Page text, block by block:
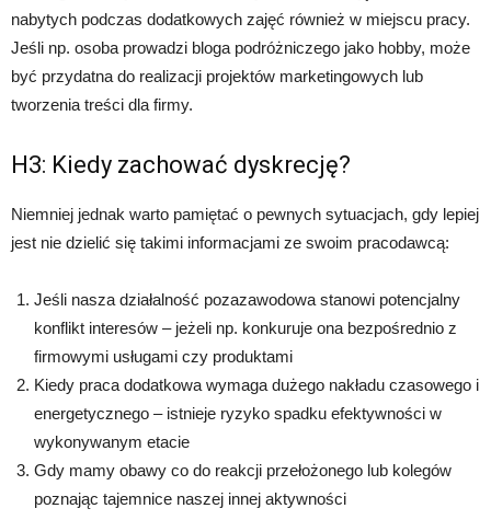
nabytych podczas dodatkowych zajęć również w miejscu pracy.
Jeśli np. osoba prowadzi bloga podróżniczego jako hobby, może
być przydatna do realizacji projektów marketingowych lub
tworzenia treści dla firmy.
H3: Kiedy zachować dyskrecję?
Niemniej jednak warto pamiętać o pewnych sytuacjach, gdy lepiej
jest nie dzielić się takimi informacjami ze swoim pracodawcą:
Jeśli nasza działalność pozazawodowa stanowi potencjalny
konflikt interesów – jeżeli np. konkuruje ona bezpośrednio z
firmowymi usługami czy produktami
Kiedy praca dodatkowa wymaga dużego nakładu czasowego i
energetycznego – istnieje ryzyko spadku efektywności w
wykonywanym etacie
Gdy mamy obawy co do reakcji przełożonego lub kolegów
poznając tajemnice naszej innej aktywności